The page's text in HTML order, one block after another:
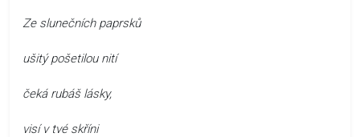
Ze slunečních paprsků
ušitý pošetilou nití
čeká rubáš lásky,
visí v tvé skříni